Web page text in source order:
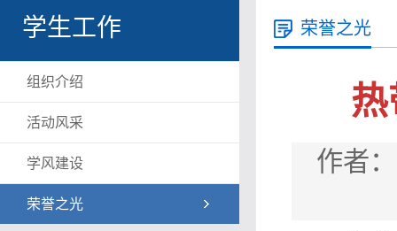
学生工作
组织介绍
活动风采
学风建设
荣誉之光
荣誉之光
热
作者